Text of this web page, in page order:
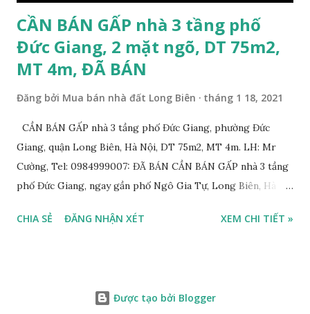
CẦN BÁN GẤP nhà 3 tầng phố
Đức Giang, 2 mặt ngõ, DT 75m2,
MT 4m, ĐÃ BÁN
Đăng bởi Mua bán nhà đất Long Biên tháng 1 18, 2021
CẦN BÁN GẤP nhà 3 tầng phố Đức Giang, phường Đức
Giang, quận Long Biên, Hà Nội, DT 75m2, MT 4m. LH: Mr
Cường, Tel: 0984999007: ĐÃ BÁN CẦN BÁN GẤP nhà 3 tầng
phố Đức Giang, ngay gần phố Ngô Gia Tự, Long Biên, Hà
2011, diện tích: 75m2, mặt tiền 4m, 2 mặt đường trước sau
cải tạo lên tầng. * Có gara ô tô phía trước và sau, có thể để
CHIA SẺ ĐĂNG NHẬN XÉT XEM CHI TIẾT »
Được tạo bởi Blogger